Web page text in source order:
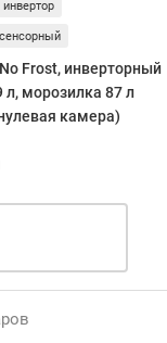
инвертор
сенсорный
Frost, инверторный
л, морозилка 87 л
камера)